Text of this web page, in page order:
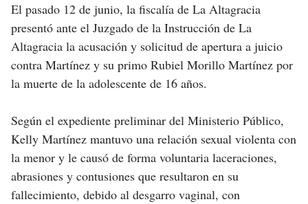
El pasado 12 de junio, la fiscalía de La Altagracia
presentó ante el Juzgado de la Instrucción de La
Altagracia la acusación y solicitud de apertura a juicio
contra Martínez y su primo Rubiel Morillo Martínez por
la muerte de la adolescente de 16 años.
Según el expediente preliminar del Ministerio Público,
Kelly Martínez mantuvo una relación sexual violenta con
la menor y le causó de forma voluntaria laceraciones,
abrasiones y contusiones que resultaron en su
fallecimiento, debido al desgarro vaginal, con